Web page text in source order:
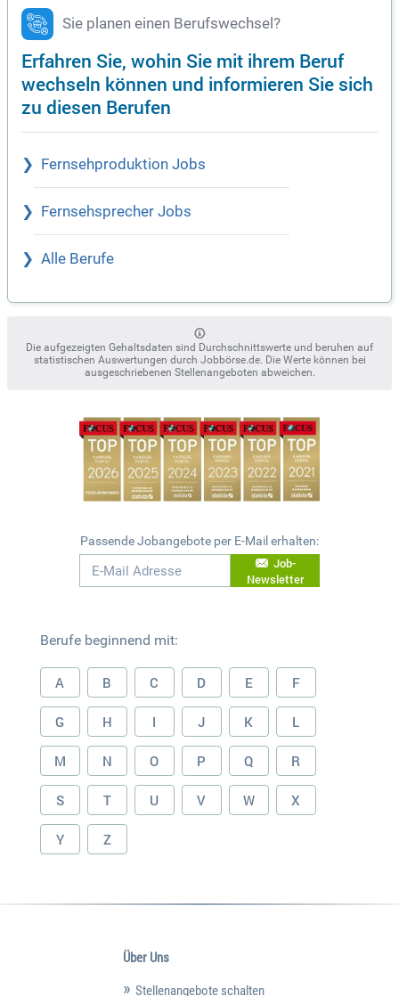
Sie planen einen Berufswechsel?
Erfahren Sie, wohin Sie mit ihrem Beruf
wechseln können und informieren Sie sich
zu diesen Berufen
Fernsehproduktion Jobs
Fernsehsprecher Jobs
Alle Berufe
Die aufgezeigten Gehaltsdaten sind Durchschnittswerte und beruhen auf
statistischen Auswertungen durch Jobbörse.de. Die Werte können bei
ausgeschriebenen Stellenangeboten abweichen.
Passende Jobangebote per E-Mail erhalten:
Job-
Newsletter
Berufe beginnend mit:
A B C D E F
G H I J K L
M N O P Q R
S T U V W X
Y Z
Über Uns
Stellenangebote schalten